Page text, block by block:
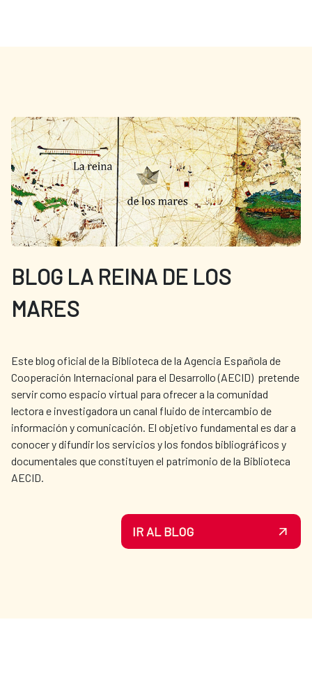
BLOG LA REINA DE LOS
MARES
Este blog oficial de la Biblioteca de la Agencia Española de
Cooperación Internacional para el Desarrollo (AECID) pretende
servir como espacio virtual para ofrecer a la comunidad
lectora e investigadora un canal fluido de intercambio de
información y comunicación. El objetivo fundamental es dar a
conocer y difundir los servicios y los fondos bibliográficos y
documentales que constituyen el patrimonio de la Biblioteca
AECID.
IR AL BLOG